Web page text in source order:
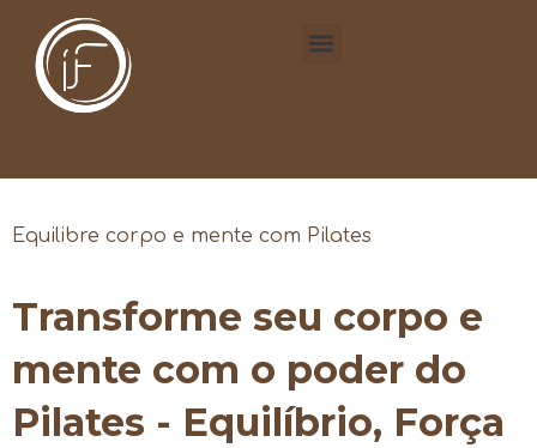
Equilibre corpo e mente com Pilates
Transforme seu corpo e
mente com o poder do
Pilates - Equilíbrio, Força